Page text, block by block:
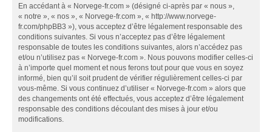
En accédant à « Norvege-fr.com » (désigné ci-après par « nous »,
« notre », « nos », « Norvege-fr.com », « http://www.norvege-
fr.com/phpBB3 »), vous acceptez d’être légalement responsable des
conditions suivantes. Si vous n’acceptez pas d’être légalement
responsable de toutes les conditions suivantes, alors n’accédez pas
et/ou n’utilisez pas « Norvege-fr.com ». Nous pouvons modifier celles-ci
à n’importe quel moment et nous ferons tout pour que vous en soyez
informé, bien qu’il soit prudent de vérifier régulièrement celles-ci par
vous-même. Si vous continuez d’utiliser « Norvege-fr.com » alors que
des changements ont été effectués, vous acceptez d’être légalement
responsable des conditions découlant des mises à jour et/ou
modifications.